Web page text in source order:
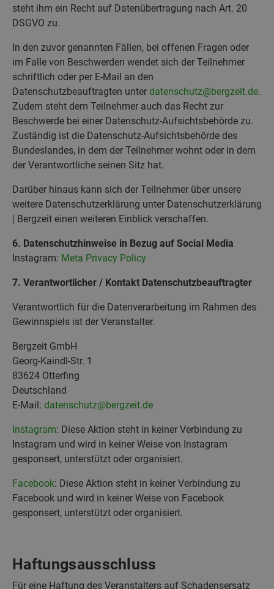
steht ihm ein Recht auf Datenübertragung nach Art. 20
DSGVO zu.
In den zuvor genannten Fällen, bei offenen Fragen oder
im Falle von Beschwerden wendet sich der Teilnehmer
schriftlich oder per E-Mail an den
Datenschutzbeauftragten unter datenschutz@bergzeit.de.
Zudem steht dem Teilnehmer auch das Recht zur
Beschwerde bei einer Datenschutz-Aufsichtsbehörde zu.
Zuständig ist die Datenschutz-Aufsichtsbehörde des
Bundeslandes, in dem der Teilnehmer wohnt oder in dem
der Verantwortliche seinen Sitz hat.
Darüber hinaus kann sich der Teilnehmer über unsere
weitere Datenschutzerklärung unter Datenschutzerklärung
| Bergzeit einen weiteren Einblick verschaffen.
6. Datenschutzhinweise in Bezug auf Social Media
Instagram: Meta Privacy Policy
7. Verantwortlicher / Kontakt Datenschutzbeauftragter
Verantwortlich für die Datenverarbeitung im Rahmen des
Gewinnspiels ist der Veranstalter.
Bergzeit GmbH
Georg-Kaindl-Str. 1
83624 Otterfing
Deutschland
E-Mail: datenschutz@bergzeit.de
Instagram: Diese Aktion steht in keiner Verbindung zu
Instagram und wird in keiner Weise von Instagram
gesponsert, unterstützt oder organisiert.
Facebook: Diese Aktion steht in keiner Verbindung zu
Facebook und wird in keiner Weise von Facebook
gesponsert, unterstützt oder organisiert.
Haftungsausschluss
Für eine Haftung des Veranstalters auf Schadensersatz